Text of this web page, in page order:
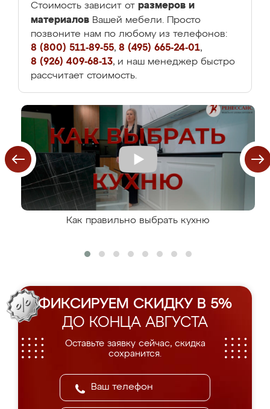
Стоимость зависит от размеров и
материалов Вашей мебели. Просто
позвоните нам по любому из телефонов:
8 (800) 511-89-55, 8 (495) 665-24-01,
8 (926) 409-68-13, и наш менеджер быстро
рассчитает стоимость.
Как правильно выбрать кухню
ФИКСИРУЕМ СКИДКУ В 5%
ДО КОНЦА АВГУСТА
Оставьте заявку сейчас, скидка
сохранится.